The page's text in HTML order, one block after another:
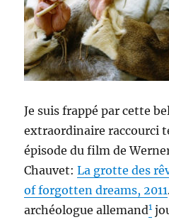
Je suis frappé par cette
extraordinaire raccourci
épisode du film de
Chauvet:La grotte des
of forgotten dreams, 2011
archéologue allemand1